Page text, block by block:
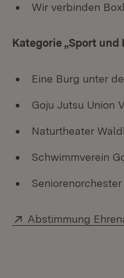
Wir verbinden
Kategorie „Sport und
Eine Burg unter
Goju Jutsu Union
Naturtheater
Schwimmverein
Extern:
Abstimmung